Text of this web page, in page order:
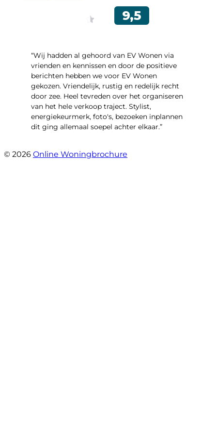
“Wij hadden al gehoord van EV Wonen via
vrienden en kennissen en door de positieve
berichten hebben we voor EV Wonen
gekozen. Vriendelijk, rustig en redelijk recht
door zee. Heel tevreden over het organiseren
van het hele verkoop traject. Stylist,
energiekeurmerk, foto's, bezoeken inplannen
dit ging allemaal soepel achter elkaar.”
© 2026 Online Woningbrochure